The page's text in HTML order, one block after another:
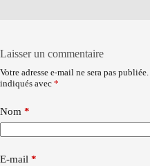
Laisser un commentaire
Votre adresse e-mail ne sera pas publiée.
indiqués avec *
Nom *
E-mail *